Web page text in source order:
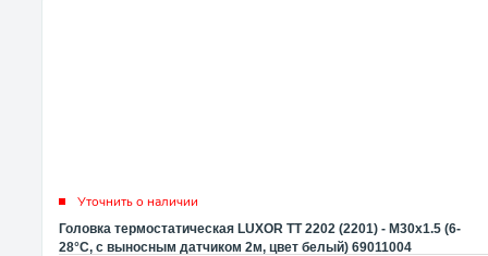
Уточнить о наличии
Головка термостатическая LUXOR TT 2202 (2201) - M30x1.5 (6-
28°C, с выносным датчиком 2м, цвет белый) 69011004